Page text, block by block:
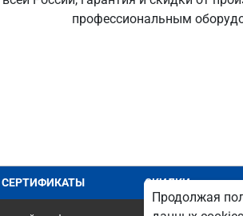
профессиональным
СЕРТИФИКАТЫ СКИДКИ
Продолжая